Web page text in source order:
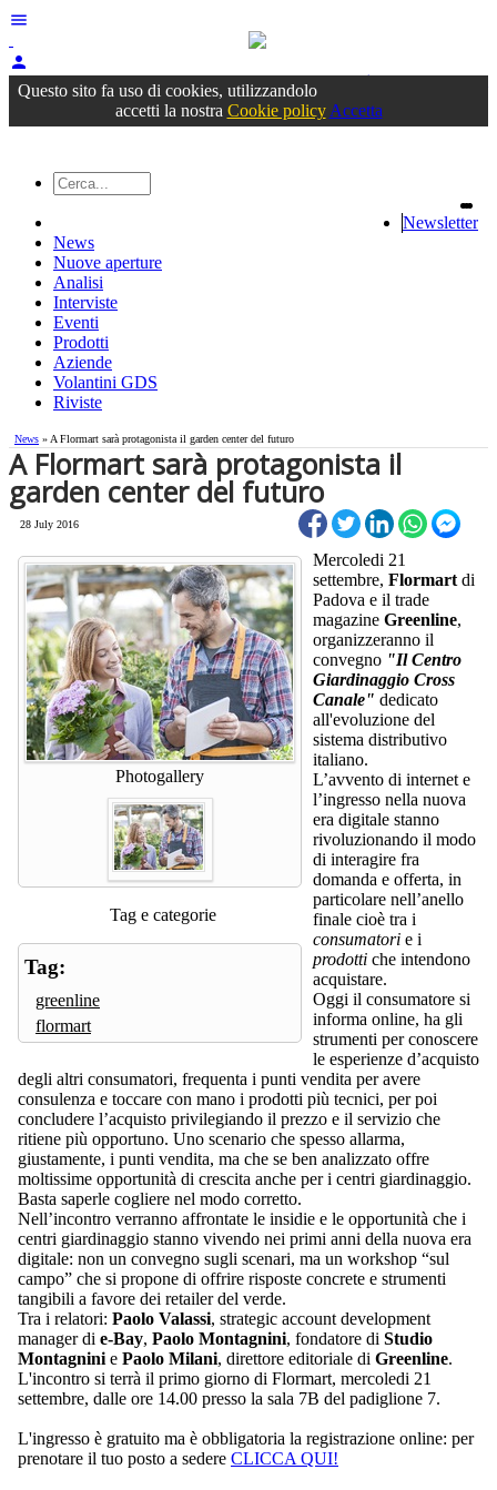
menu
person
Accedioppure registrati
Questo sito fa uso di cookies, utilizzandolo
accetti la nostra Cookie policy Accetta
Newsletter
News
Nuove aperture
Analisi
Interviste
Eventi
Prodotti
Aziende
Volantini GDS
Riviste
News » A Flormart sarà protagonista il garden center del futuro
A Flormart sarà protagonista il
garden center del futuro
28 July 2016
Photogallery
Tag e categorie
Tag:
greenline
flormart
Mercoledi 21
settembre, Flormart di
Padova e il trade
magazine Greenline,
organizzeranno il
convegno "Il Centro
Giardinaggio Cross
Canale" dedicato
all'evoluzione del
sistema distributivo
italiano.
L’avvento di internet e
l’ingresso nella nuova
era digitale stanno
rivoluzionando il modo
di interagire fra
domanda e offerta, in
particolare nell’anello
finale cioè tra i
consumatori e i
prodotti che intendono
acquistare.
Oggi il consumatore si
informa online, ha gli
strumenti per conoscere
le esperienze d’acquisto
degli altri consumatori, frequenta i punti vendita per avere
consulenza e toccare con mano i prodotti più tecnici, per poi
concludere l’acquisto privilegiando il prezzo e il servizio che
ritiene più opportuno. Uno scenario che spesso allarma,
giustamente, i punti vendita, ma che se ben analizzato offre
moltissime opportunità di crescita anche per i centri giardinaggio.
Basta saperle cogliere nel modo corretto.
Nell’incontro verranno affrontate le insidie e le opportunità che i
centri giardinaggio stanno vivendo nei primi anni della nuova era
digitale: non un convegno sugli scenari, ma un workshop “sul
campo” che si propone di offrire risposte concrete e strumenti
tangibili a favore dei retailer del verde.
Tra i relatori: Paolo Valassi, strategic account development
manager di e-Bay, Paolo Montagnini, fondatore di Studio
Montagnini e Paolo Milani, direttore editoriale di Greenline.
L'incontro si terrà il primo giorno di Flormart, mercoledi 21
settembre, dalle ore 14.00 presso la sala 7B del padiglione 7.
L'ingresso è gratuito ma è obbligatoria la registrazione online: per
prenotare il tuo posto a sedere CLICCA QUI!